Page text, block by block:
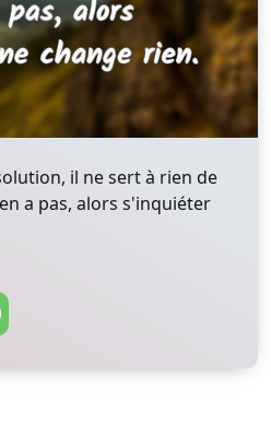
il ne sert à rien de
a pas, alors s'inquiéter